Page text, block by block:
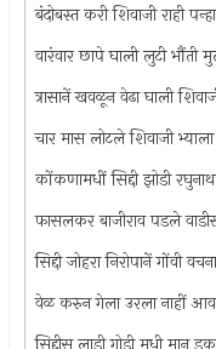
बंदोबस्त करी शिवाजी राही
वारंवार छापे घाली लुटी
त्रासानें खवळून वेढा घाली
चार मास लोटले शिवाजी
कोंकणामधीं सिद्दी झोडी
फासलकर बाजीराव पडले
सिद्दी जोहरा निरोपानें गोंवी
वेळ करुन गेला उरला नाहीं